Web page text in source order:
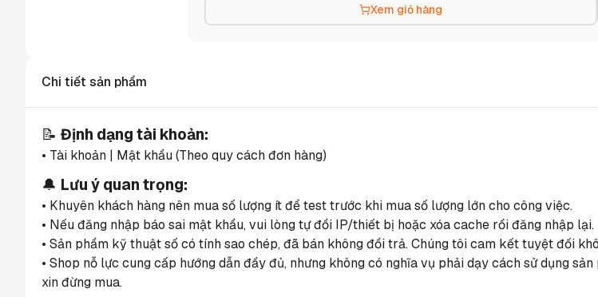
Xem giỏ hàng
Chi tiết sản phẩm
📝 Định dạng tài khoản:
• Tài khoản | Mật khẩu (Theo quy cách đơn hàng)
🔔 Lưu ý quan trọng:
• Khuyên khách hàng nên mua số lượng ít để test trước khi mua số lượng lớn cho công việc.
• Nếu đăng nhập báo sai mật khẩu, vui lòng tự đổi IP/thiết bị hoặc xóa cache rồi đăng nhập lại.
• Sản phẩm kỹ thuật số có tính sao chép, đã bán không đổi trả. Chúng tôi cam kết tuyệt đối
• Shop nỗ lực cung cấp hướng dẫn đầy đủ, nhưng không có nghĩa vụ phải dạy cách sử dụng
xin đừng mua.